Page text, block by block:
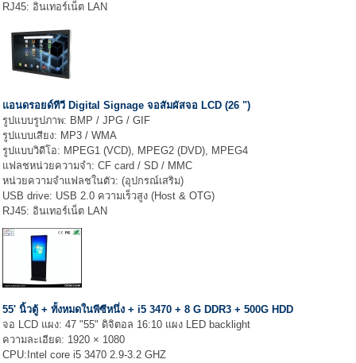
RJ45: อินเทอร์เน็ต LAN
แอนดรอยด์ทีวี Digital Signage จอสัมผัสจอ LCD (26 ")
รูปแบบรูปภาพ: BMP / JPG / GIF
รูปแบบเสียง: MP3 / WMA
รูปแบบวิดีโอ: MPEG1 (VCD), MPEG2 (DVD), MPEG4
แฟลชหน่วยความจำ: CF card / SD / MMC
หน่วยความจำแฟลชในตัว: (อุปกรณ์เสริม)
USB drive: USB 2.0 ความเร็วสูง (Host & OTG)
RJ45: อินเทอร์เน็ต LAN
55' นิ้วตู้ + ทั้งหมดในพีซีหนึ่ง + i5 3470 + 8 G DDR3 + 500G HDD
จอ LCD แผง: 47 "55" ดิจิตอล 16:10 แผง LED backlight
ความละเอียด: 1920 × 1080
CPU:Intel core i5 3470 2.9-3.2 GHZ